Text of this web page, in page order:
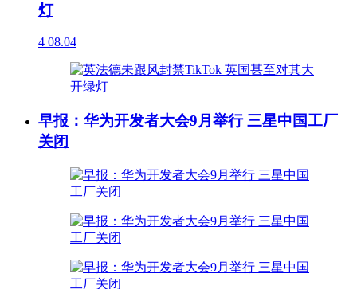
灯
4 08.04
早报：华为开发者大会9月举行 三星中国工厂
关闭